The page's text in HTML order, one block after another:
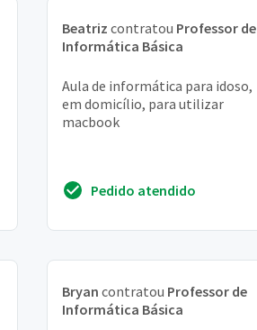
Beatriz contratou Professor de
Informática Básica
Aula de informática para idoso,
em domicílio, para utilizar
macbook
Pedido atendido
Bryan contratou Professor de
Informática Básica